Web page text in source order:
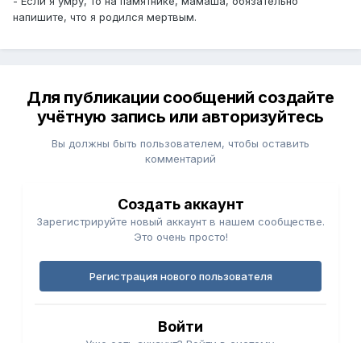
напишите, что я родился мертвым.
Для публикации сообщений создайте
учётную запись или авторизуйтесь
Вы должны быть пользователем, чтобы оставить
комментарий
Создать аккаунт
Зарегистрируйте новый аккаунт в нашем сообществе.
Это очень просто!
Регистрация нового пользователя
Войти